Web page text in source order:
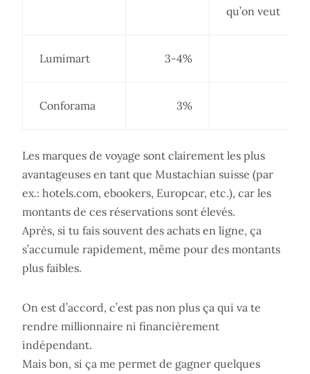
qu’on veut
Lumimart 3-4%
Conforama 3%
Les marques de voyage sont clairement les plus
avantageuses en tant que Mustachian suisse (par
ex.: hotels.com, ebookers, Europcar, etc.), car les
montants de ces réservations sont élevés.
Après, si tu fais souvent des achats en ligne, ça
s’accumule rapidement, même pour des montants
plus faibles.
On est d’accord, c’est pas non plus ça qui va te
rendre millionnaire ni financièrement
indépendant.
Mais bon, si ça me permet de gagner quelques